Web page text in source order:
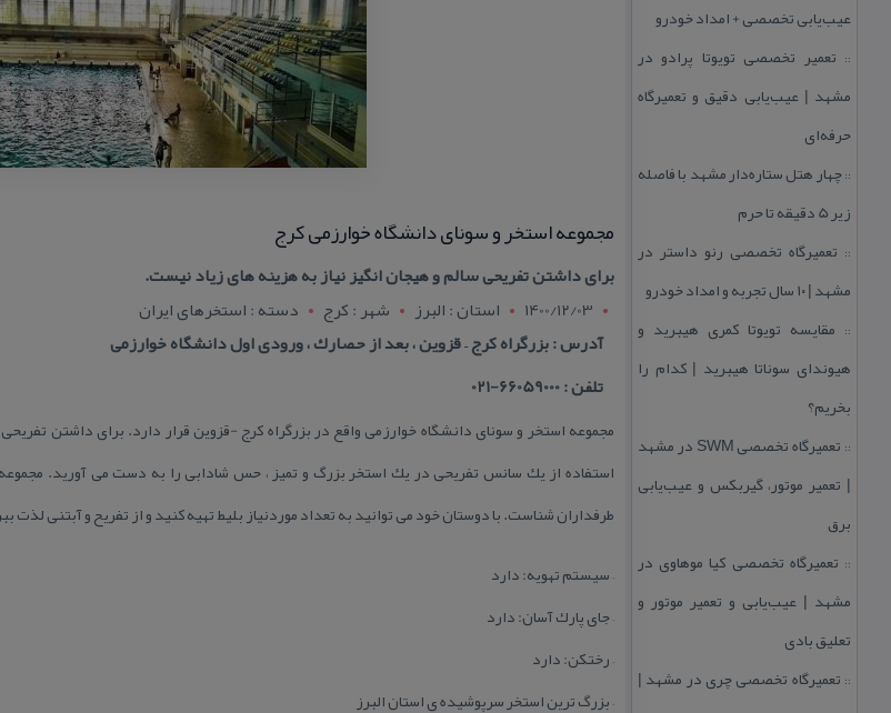
عیب‌یابی تخصصی + امداد خودرو
:: تعمیر تخصصی تویوتا پرادو در
مشهد | عیب‌یابی دقیق و تعمیرگاه
حرفه‌ای
::چهار هتل‌ ستاره‌دار مشهد با فاصله
زیر 5 دقیقه تا حرم
:: تعمیرگاه تخصصی رنو داستر در
مشهد | ۱۰ سال تجربه و امداد خودرو
:: مقایسه تویوتا كمری هیبرید و
هیوندای سوناتا هیبرید | كدام را
بخریم؟
::
تعمیرگاه تخصصی SWM در مشهد
| تعمیر موتور، گیربكس و عیب‌یابی
برق
:: تعمیرگاه تخصصی كیا موهاوی در
مشهد | عیب‌یابی و تعمیر موتور و
تعلیق بادی
:: تعمیرگاه تخصصی چری در مشهد |
مجموعه استخر و سونای دانشگاه خوارزمی كرج
برای داشتن تفریحی سالم و هیجان انگیز نیاز به هزینه های زیاد نیست.
1400/12/03
استان : البرز شهر : کرج
دسته : استخرهای ایران
آدرس : بزرگراه كرج – قزوین ، بعد از حصارك ، ورودی اول دانشگاه خوارزمی
تلفن : 66059000-021
مجموعه استخر و سونای دانشگاه خوارزمی واقع در بزرگراه كرج -قزوین قرار دارد. برای داشتن
استفاده از یك سانس تفریحی در یك استخر بزرگ و تمیز ، حس شادابی را به دست می آورید. مجموعه
طرفداران شناست. با دوستان خود می توانید به تعداد موردنیاز بلیط تهیه كنید و از تفریح و آبتنی لذت
– سیستم تهویه: دارد
– جای پارك آسان: دارد
– رختكن: دارد
– بزرگ ترین استخر سرپوشیده ی استان البرز